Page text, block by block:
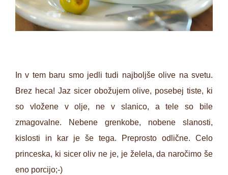
In v tem baru smo jedli tudi najboljše olive na svetu.
Brez heca! Jaz sicer obožujem olive, posebej tiste, ki
so vložene v olje, ne v slanico, a tele so bile
zmagovalne. Nebene grenkobe, nobene slanosti,
kislosti in kar je še tega. Preprosto odlične. Celo
princeska, ki sicer oliv ne je, je želela, da naročimo še
eno porcijo;-)